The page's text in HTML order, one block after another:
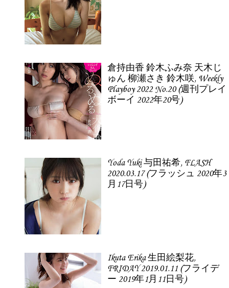
倉持由香 鈴木ふみ奈 天木じ
ゅん 柳瀬さき 鈴木咲, Weekly
Playboy 2022 No.20 (週刊プレイ
ボーイ 2022年20号)
Yoda Yuki 与田祐希, FLASH
2020.03.17 (フラッシュ 2020年3
月17日号)
Ikuta Erika 生田絵梨花,
FRIDAY 2019.01.11 (フライデ
ー 2019年1月11日号)